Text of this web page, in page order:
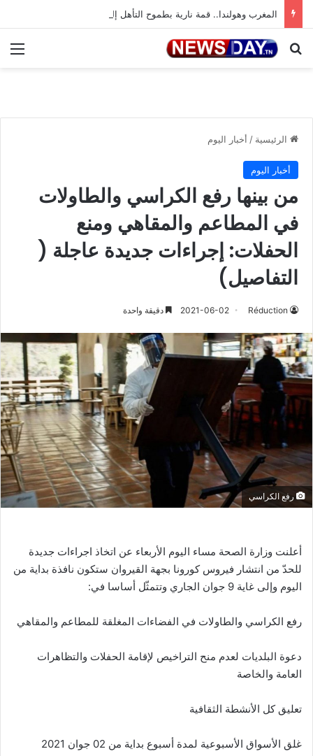
المغرب وهولندا.. قمة نارية بطموح التأهل إلى ثمن النهائي
بحث عن
الرئيسية / أخبار اليوم
أخبار اليوم
من بينها رفع الكراسي والطاولات
في المطاعم والمقاهي ومنع
الحفلات: إجراءات جديدة عاجلة (
التفاصيل)
Réduction
2021-06-02 دقيقة واحدة
رفع الكراسي
أعلنت وزارة الصحة مساء اليوم الأربعاء عن اتخاذ اجراءات جديدة
للحدّ من انتشار فيروس كورونا بجهة القيروان ستكون نافذة بداية من
اليوم وإلى غاية 9 جوان الجاري وتتمثّل أساسا في:
رفع الكراسي والطاولات في الفضاءات المغلقة للمطاعم والمقاهي
دعوة البلديات لعدم منح التراخيص لإقامة الحفلات والتظاهرات
العامة والخاصة
تعليق كل الأنشطة الثقافية
غلق الأسواق الأسبوعية لمدة أسبوع بداية من 02 جوان 2021